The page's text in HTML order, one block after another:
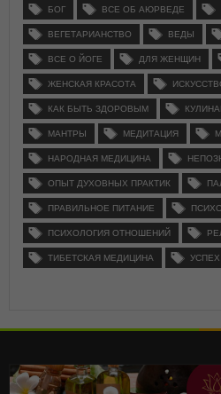
БОГ ВСЕ ОБ АЮРВЕДЕ
ВЕГЕТАРИАНСТВО ВЕДЫ
ВСЕ О ЙОГЕ ДЛЯ ЖЕНЩИН
ЖЕНСКАЯ КРАСОТА
КАК БЫТЬ ЗДОРОВЫМ
МАНТРЫ МЕДИТАЦИЯ
НАРОДНАЯ МЕДИЦИНА
ОПЫТ ДУХОВНЫХ ПРАКТИК
ПРАВИЛЬНОЕ ПИТАНИЕ
ПСИХОЛОГИЯ ОТНОШЕНИЙ
ТИБЕТСКАЯ МЕДИЦИНА УСПЕХ